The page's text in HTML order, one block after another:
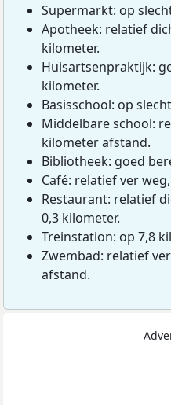
Supermarkt: op
Apotheek: relatief
kilometer.
Huisartsenpraktijk:
kilometer.
Basisschool: op
Middelbare school:
kilometer afstand.
Bibliotheek: goed
Café: relatief ver
Restaurant: relatief
0,3 kilometer.
Treinstation: op 7,8
Zwembad: relatief
afstand.